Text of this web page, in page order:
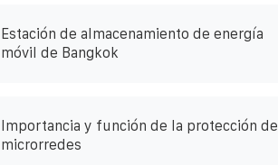
Estación de almacenamiento de energía
móvil de Bangkok
Importancia y función de la protección de
microrredes